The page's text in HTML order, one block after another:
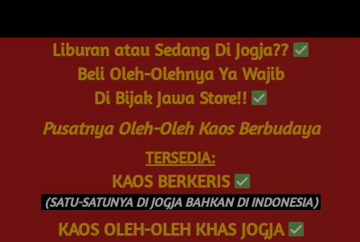
Liburan atau Sedang Di Jogja??
Beli Oleh-Olehnya Ya Wajib
Di Bijak Jawa Store!!
Pusatnya Oleh-Oleh Kaos Berbudaya
TERSEDIA:
KAOS BERKERIS
(SATU-SATUNYA DI JOGJA BAHKAN DI INDONESIA)
KAOS OLEH-OLEH KHAS JOGJA